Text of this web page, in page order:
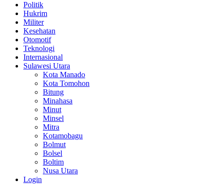
Politik
Hukrim
Militer
Kesehatan
Otomotif
Teknologi
Internasional
Sulawesi Utara
Kota Manado
Kota Tomohon
Bitung
Minahasa
Minut
Minsel
Mitra
Kotamobagu
Bolmut
Bolsel
Boltim
Nusa Utara
Login